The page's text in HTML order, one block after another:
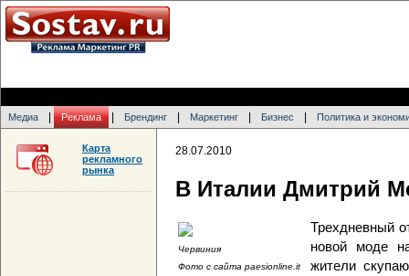
Медиа Реклама Брендинг Маркетинг Бизнес Политика и
28.07.2010
В Италии Дмитрий
Червиния
Фото с сайта paesionline.it
Трехдневный
новой моде
жители
Карта
рекламного
рынка